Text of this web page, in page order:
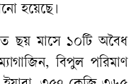
হয়েছে।
ছয় মাসে ১০টি অবৈধ
বিপুল পরিমাণ